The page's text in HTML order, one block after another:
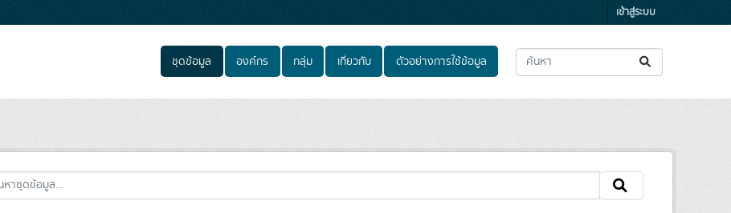
เข้าสู่ระบบ
ชุดข้อมูล องค์กร กลุ่ม เกี่ยวกับ ตัวอย่างการใช้ข้อมูล